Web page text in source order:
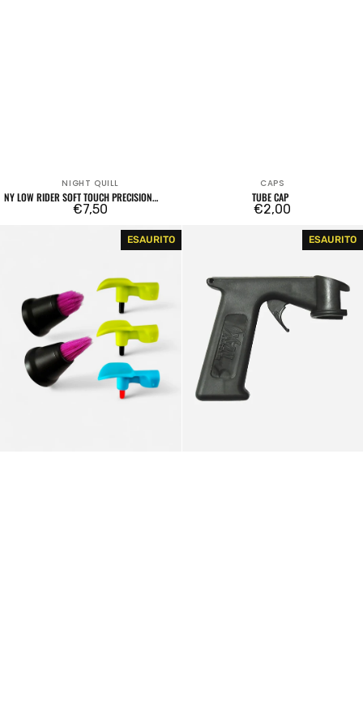
Venditore:
NIGHT QUILL
NY LOW RIDER SOFT TOUCH PRECISION
ERGONOMIC SPRAY PAINT ACTUATOR
Prezzo
regolare
€7,50
Venditore:
CAPS
TUBE CAP
Prezzo
regolare
€2,00
ESAURITO Spray
Gun
ESAURITO